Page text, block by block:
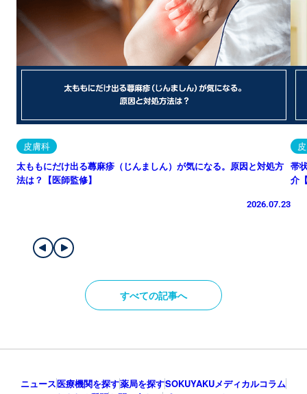
皮膚科
太ももにだけ出る蕁麻疹（じんましん）が気になる。原因と対処方
法は？【医師監修】
2026.07.23
帯
介
すべての記事へ
ニュース医療機関を探す薬局を探すSOKUYAKUメディカルコラム